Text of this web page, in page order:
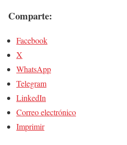
Comparte:
Facebook
X
WhatsApp
Telegram
LinkedIn
Correo electrónico
Imprimir